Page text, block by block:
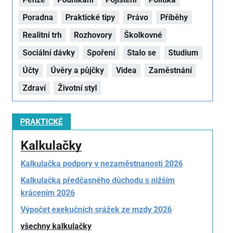
Poradna
Praktické tipy Právo
Příběhy
Realitní trh
Rozhovory
Školkovné
Sociální dávky
Spoření Stalo se
Studium
Účty
Úvěry a půjčky Videa
Zaměstnání
Zdraví
Životní styl
PRAKTICKÉ
Kalkulačky
Kalkulačka podpory v nezaměstnanosti 2026
Kalkulačka předčasného důchodu s nižším
krácením 2026
Výpočet exekučních srážek ze mzdy 2026
všechny kalkulačky